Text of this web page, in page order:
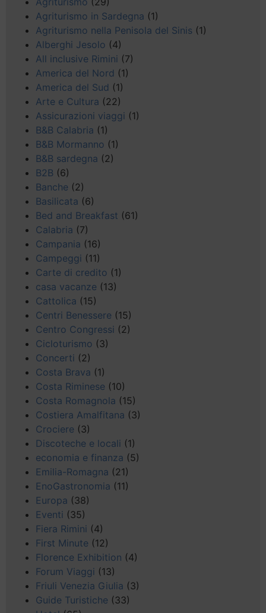
Agriturismo in Sardegna (1)
Agriturismo nella Penisola del Sinis (1)
Alberghi Jesolo (4)
All inclusive Rimini (7)
America del Nord (1)
America del Sud (1)
Arte e Cultura (22)
Assicurazioni viaggi (1)
B&B Calabria (1)
B&B Mormanno (1)
B&B sardegna (2)
B2B (6)
Banche (2)
Basilicata (6)
Bed and Breakfast (61)
Calabria (7)
Campania (16)
Campeggi (11)
Carte di credito (1)
casa vacanze (13)
Cattolica (15)
Centri Benessere (15)
Centro Congressi (2)
Cicloturismo (3)
Concerti (2)
Costa Brava (1)
Costa Riminese (10)
Costa Romagnola (15)
Costiera Amalfitana (3)
Crociere (3)
Discoteche e locali (1)
economia e finanza (5)
Emilia-Romagna (21)
EnoGastronomia (11)
Europa (38)
Eventi (35)
Fiera Rimini (4)
First Minute (12)
Florence Exhibition (4)
Forum Viaggi (13)
Friuli Venezia Giulia (3)
Guide Turistiche (33)